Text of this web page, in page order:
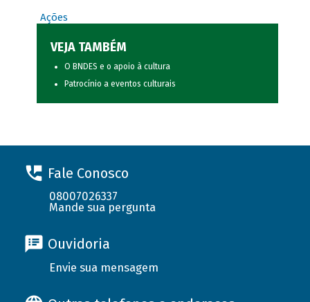
Ações
VEJA TAMBÉM
O BNDES e o apoio à cultura
Patrocínio a eventos culturais
Fale Conosco
08007026337
Mande sua pergunta
Ouvidoria
Envie sua mensagem